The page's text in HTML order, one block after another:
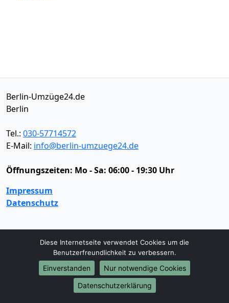
Berlin-Umzüge24.de
Berlin
Tel.: 030-57714572
E-Mail: info@berlin-umzuege24.de
Öffnungszeiten: Mo - Sa: 06:00 - 19:30 Uhr
Impressum
Datenschutz
Umzugsservice
Umzugsservice Behördenumzug
Büroumzug
Fernumzug
Firmenumzug
Laborumzug
Praxisumzug
Privatumzug
Studentenumzug
Beiladung
Diese Internetseite verwendet Cookies um die
Benutzerfreundlichkeit zu verbessern.
Einverstanden
Nur notwendige Cookies
Datenschutzerklärung